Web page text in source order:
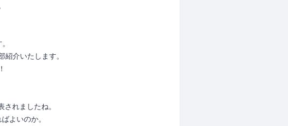
介いたします。
れましたね。
よいのか。